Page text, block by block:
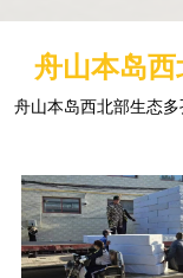
舟山本岛
舟山本岛西北部生态